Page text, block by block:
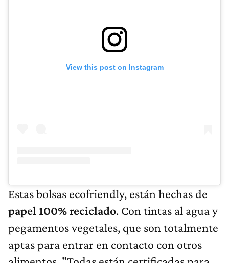
View this post on Instagram
Estas bolsas ecofriendly, están hechas de
papel 100% reciclado. Con tintas al agua y
pegamentos vegetales, que son totalmente
aptas para entrar en contacto con otros